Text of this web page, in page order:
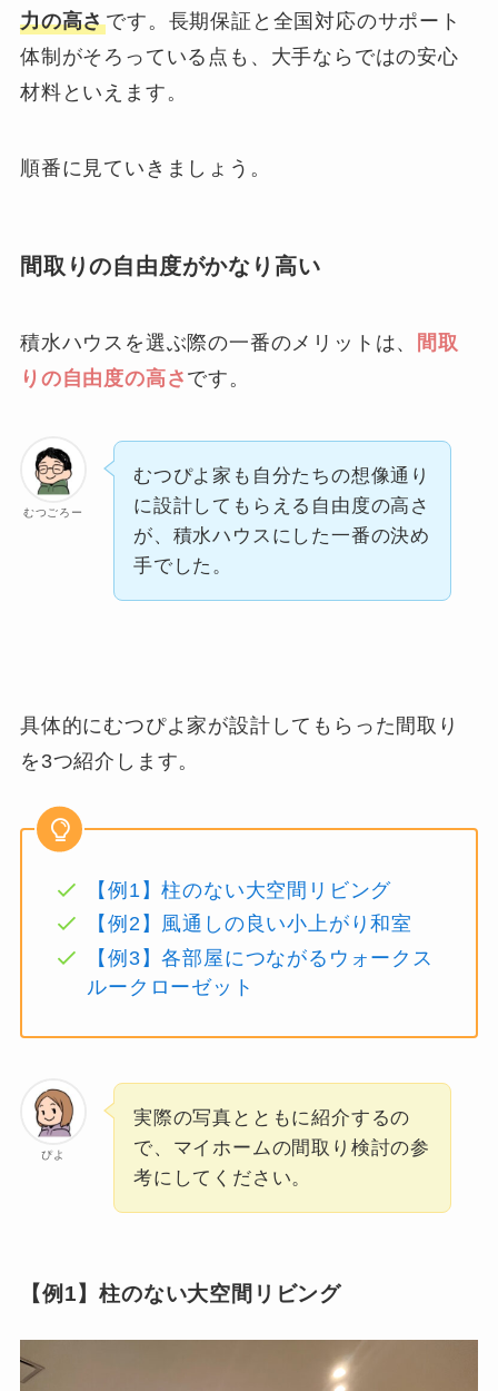
力の高さです。長期保証と全国対応のサポート
体制がそろっている点も、大手ならではの安心
材料といえます。
順番に見ていきましょう。
間取りの自由度がかなり高い
積水ハウスを選ぶ際の一番のメリットは、
間取
りの自由度の高さ です。
むつごろー
むつぴよ家も自分たちの想像通り
に設計してもらえる自由度の高さ
が、積水ハウスにした一番の決め
手でした。
具体的にむつぴよ家が設計してもらった間取り
を3つ紹介します。
【例1】柱のない大空間リビング
【例2】風通しの良い小上がり和室
【例3】各部屋につながるウォークス
ルークローゼット
ぴよ
実際の写真とともに紹介するの
で、マイホームの間取り検討の参
考にしてください。
【例1】柱のない大空間リビング